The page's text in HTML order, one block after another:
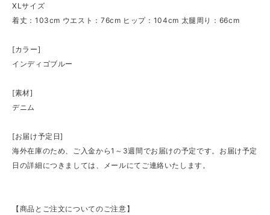
XLサイズ
着丈：103cm ウエスト：76cm ヒップ：104cm 太腿周り：66cm
[カラー]
インディゴブルー
[素材]
デニム
[お届け予定日]
海外在庫のため、ご入金から1～3週間でお届けの予定です。お届け予定
日の詳細につきましては、メールにてご連絡いたします。
【商品とご注文についてのご注意】